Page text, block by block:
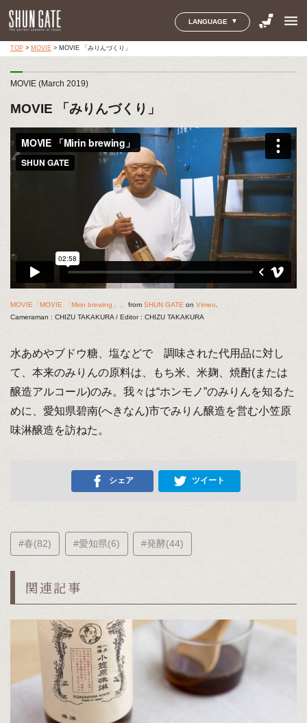
LANGUAGE menu
TOP> MOVIE> MOVIE 「みりんづくり」
MOVIE (March 2019)
MOVIE 「みりんづくり」
MOVIE「MOVIE 「Mirin brewing」」 from SHUN GATEon Vimeo.
Cameraman : CHIZU TAKAKURA / Editor : CHIZU TAKAKURA
水あめやブドウ糖、塩などで゙調味された代用品に対し
て、本来のみりんの原料は、もち米、米麹、焼酎(または
醸造アルコール)のみ。我々は“ホンモノ”のみりんを知るた
めに、愛知県碧南(へきなん)市でみりん醸造を営む小笠原
味淋醸造を訪ねた。
シェア ツイート
#春(82) #愛知県(6) #発酵(44)
関連記事